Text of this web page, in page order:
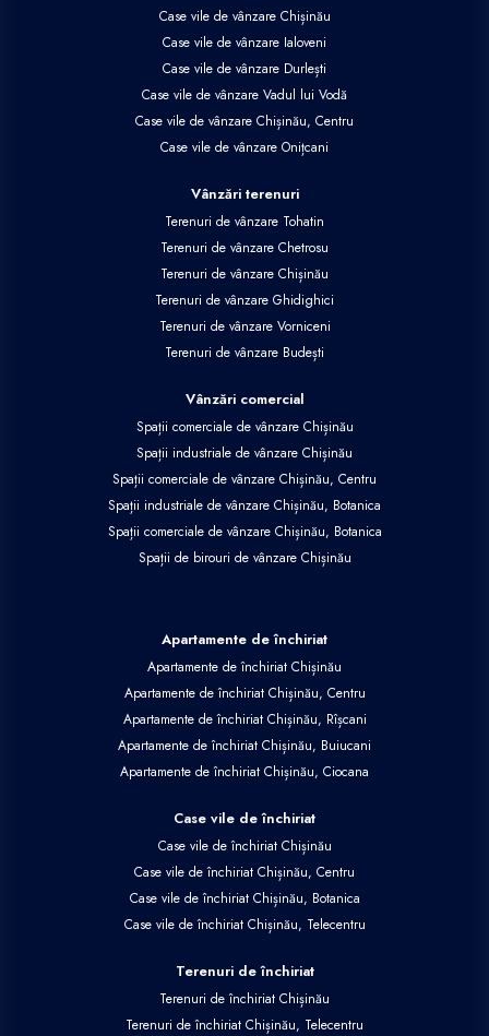
Case vile de vânzare Chișinău
Case vile de vânzare Ialoveni
Case vile de vânzare Durlești
Case vile de vânzare Vadul lui Vodă
Case vile de vânzare Chișinău, Centru
Case vile de vânzare Onițcani
Vânzări terenuri
Terenuri de vânzare Tohatin
Terenuri de vânzare Chetrosu
Terenuri de vânzare Chișinău
Terenuri de vânzare Ghidighici
Terenuri de vânzare Vorniceni
Terenuri de vânzare Budești
Vânzări comercial
Spații comerciale de vânzare Chișinău
Spații industriale de vânzare Chișinău
Spații comerciale de vânzare Chișinău, Centru
Spații industriale de vânzare Chișinău, Botanica
Spații comerciale de vânzare Chișinău, Botanica
Spații de birouri de vânzare Chișinău
Apartamente de închiriat
Apartamente de închiriat Chișinău
Apartamente de închiriat Chișinău, Centru
Apartamente de închiriat Chișinău, Rîșcani
Apartamente de închiriat Chișinău, Buiucani
Apartamente de închiriat Chișinău, Ciocana
Case vile de închiriat
Case vile de închiriat Chișinău
Case vile de închiriat Chișinău, Centru
Case vile de închiriat Chișinău, Botanica
Case vile de închiriat Chișinău, Telecentru
Terenuri de închiriat
Terenuri de închiriat Chișinău
Terenuri de închiriat Chișinău, Telecentru